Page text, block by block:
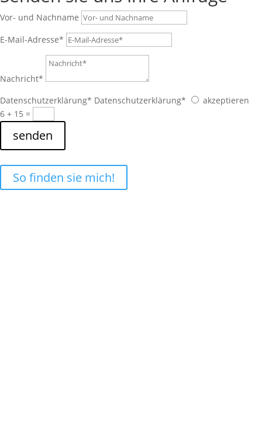
Vor- und Nachname
E-Mail-Adresse*
Nachricht*
Datenschutzerklärung* Datenschutzerklärung*
akzeptieren
6 + 15 =
senden
So finden sie mich!